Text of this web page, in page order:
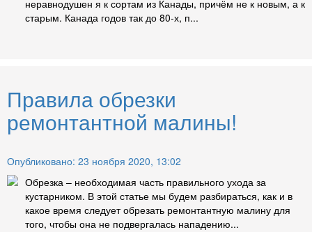
неравнодушен я к сортам из Канады, причём не к новым, а к
старым. Канада годов так до 80-х, п...
Правила обрезки
ремонтантной малины!
Опубликовано: 23 ноября 2020, 13:02
Обрезка – необходимая часть правильного ухода за
кустарником. В этой статье мы будем разбираться, как и в
какое время следует обрезать ремонтантную малину для
того, чтобы она не подвергалась нападению...